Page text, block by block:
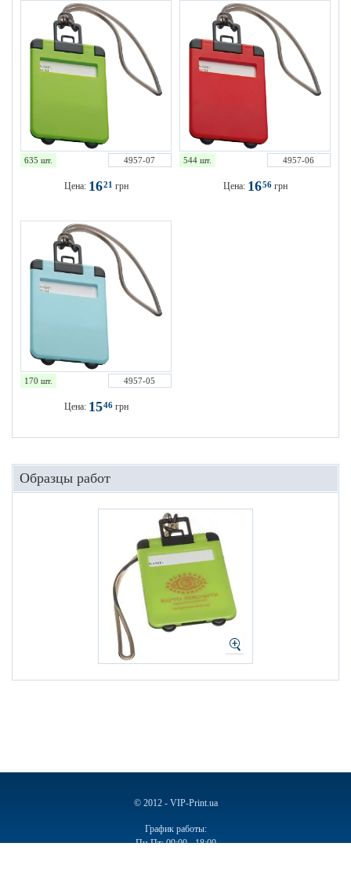
635 шт. 4957-07
Цена: 1621 грн
544 шт. 4957-06
Цена: 1656грн
170 шт. 4957-05
Цена: 1546грн
Образцы работ
© 2012 - VIP-Print.ua
График работы:
Пн-Пт: 09:00 - 18:00